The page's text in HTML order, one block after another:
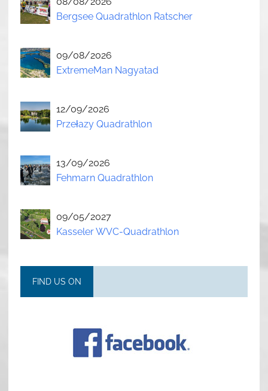
Bergsee Quadrathlon Ratscher
09/08/2026
ExtremeMan Nagyatad
12/09/2026
Przełazy Quadrathlon
13/09/2026
Fehmarn Quadrathlon
09/05/2027
Kasseler WVC-Quadrathlon
FIND US ON